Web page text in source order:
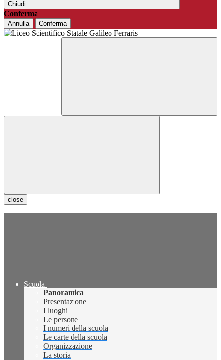
Chiudi
Conferma
Annulla Conferma
close
Scuola
Panoramica
Presentazione
I luoghi
Le persone
I numeri della scuola
Le carte della scuola
Organizzazione
La storia